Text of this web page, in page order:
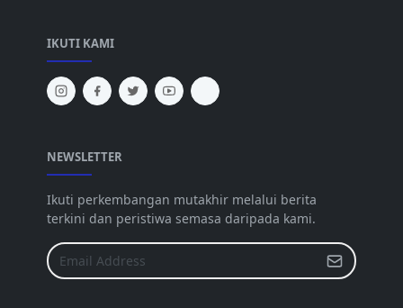
IKUTI KAMI
NEWSLETTER
Ikuti perkembangan mutakhir melalui berita
terkini dan peristiwa semasa daripada kami.